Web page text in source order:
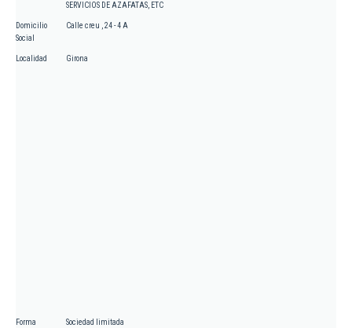
SERVICIOS DE AZAFATAS, ETC
Domicilio
Social
Calle creu , 24 - 4 A
Localidad Girona
Forma
Sociedad limitada